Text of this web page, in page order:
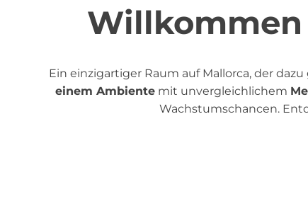
Willkommen
Ein einzigartiger Raum auf Mallorca, der
einem Ambientemit unvergleichlichem
Wachstumschancen.